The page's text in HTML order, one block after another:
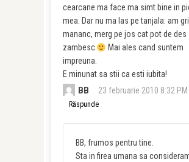
cearcane ma face ma simt bine in
mea. Dar nu ma las pe tanjala: am
mananc, merg pe jos cat pot de des
zambesc
Mai ales cand suntem
impreuna.
E minunat sa stii ca esti iubita!
BB 23 februarie 2010 8:32 PM
Răspunde
BB, frumos pentru tine.
Sta in firea umana sa